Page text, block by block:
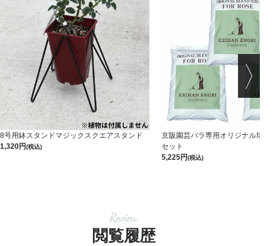
8号用鉢スタンドマジックスクエアスタンド
1,320
(税込)
京阪園芸バラ専用オリジナル培
セット
5,225
(税込)
Review
閲覧履歴